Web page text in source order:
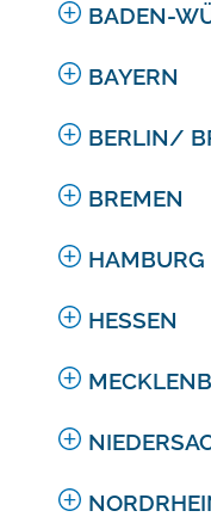
BADEN-
BAYERN
BERLIN/
BREMEN
HAMBURG
HESSEN